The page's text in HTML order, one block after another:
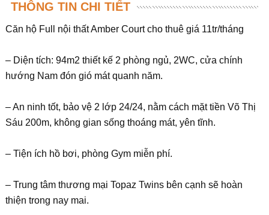
THÔNG TIN CHI TIẾT
Căn hộ Full nội thất Amber Court cho thuê giá 11tr/tháng
– Diện tích: 94m2 thiết kế 2 phòng ngủ, 2WC, cửa chính
hướng Nam đón gió mát quanh năm.
– An ninh tốt, bảo vệ 2 lớp 24/24, nằm cách mặt tiền Võ Thị
Sáu 200m, không gian sống thoáng mát, yên tĩnh.
– Tiện ích hồ bơi, phòng Gym miễn phí.
– Trung tâm thương mại Topaz Twins bên cạnh sẽ hoàn
thiện trong nay mai.